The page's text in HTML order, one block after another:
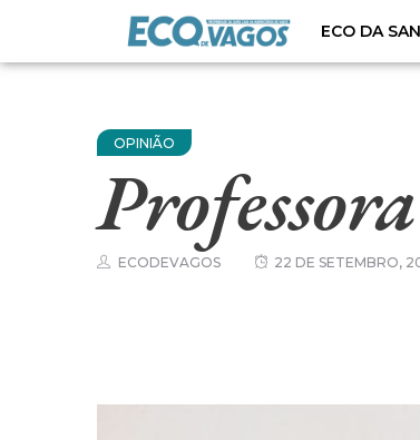
ECO DA
OPINIÃO
ECODEVAGOS 22 DE SETEMBRO,